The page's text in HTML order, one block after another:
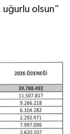
uğurlu olsun”